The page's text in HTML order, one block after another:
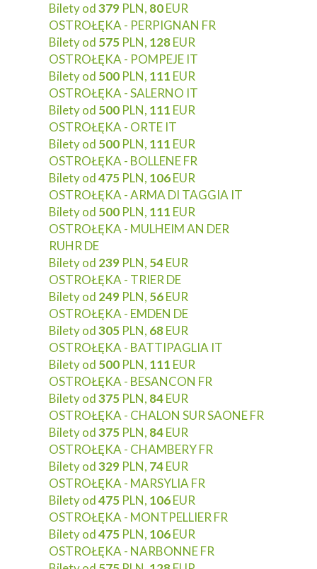
Bilety od379 PLN, 80EUR
OSTROŁĘKA - PERPIGNAN FR
Bilety od 575 PLN, 128EUR
OSTROŁĘKA - POMPEJE IT
Bilety od 500 PLN, 111 EUR
OSTROŁĘKA - SALERNO IT
Bilety od 500 PLN, 111 EUR
OSTROŁĘKA - ORTE IT
Bilety od 500 PLN, 111 EUR
OSTROŁĘKA - BOLLENE FR
Bilety od475 PLN, 106EUR
OSTROŁĘKA - ARMA DI TAGGIA IT
Bilety od 500 PLN, 111 EUR
OSTROŁĘKA - MULHEIM AN DER
RUHR DE
Bilety od 239 PLN, 54EUR
OSTROŁĘKA - TRIER DE
Bilety od 249 PLN, 56EUR
OSTROŁĘKA - EMDEN DE
Bilety od305 PLN, 68EUR
OSTROŁĘKA - BATTIPAGLIA IT
Bilety od 500 PLN, 111 EUR
OSTROŁĘKA - BESANCON FR
Bilety od375 PLN, 84EUR
OSTROŁĘKA - CHALON SUR SAONE FR
Bilety od375 PLN, 84EUR
OSTROŁĘKA - CHAMBERY FR
Bilety od329 PLN, 74EUR
OSTROŁĘKA - MARSYLIA FR
Bilety od475 PLN, 106EUR
OSTROŁĘKA - MONTPELLIER FR
Bilety od475 PLN, 106EUR
OSTROŁĘKA - NARBONNE FR